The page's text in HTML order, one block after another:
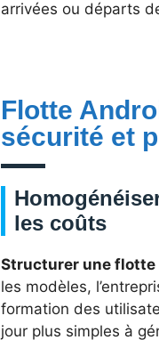
arrivées ou départs
Flotte
sécurité et
les coûts
Structurer une flotte
les modèles,
formation des
jour plus simples à